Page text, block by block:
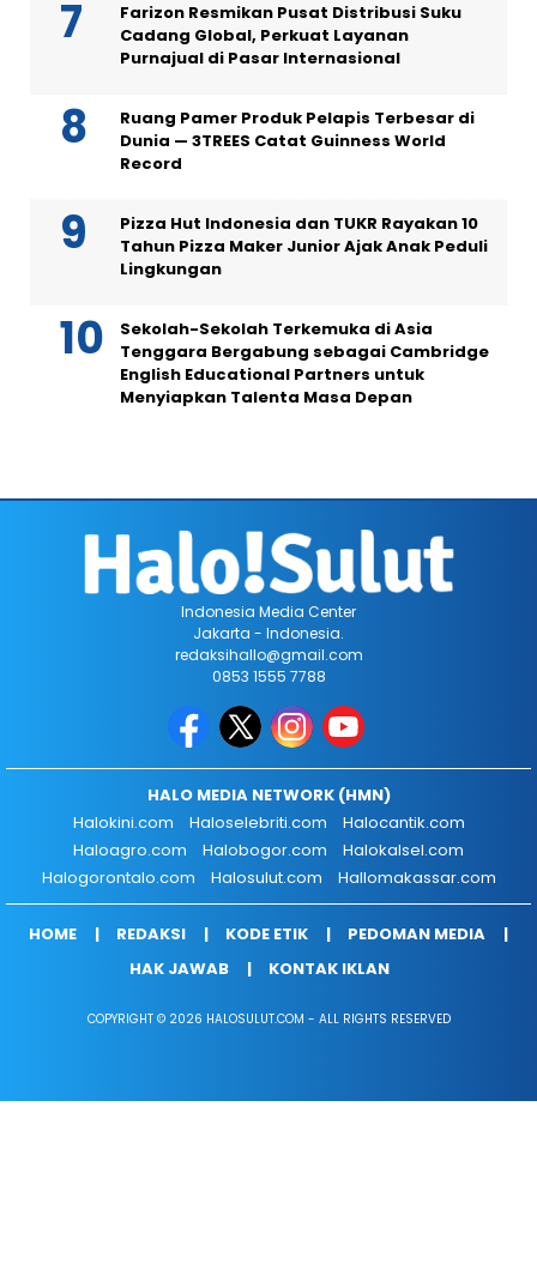
Farizon Resmikan Pusat Distribusi Suku
Cadang Global, Perkuat Layanan
Purnajual di Pasar Internasional
Ruang Pamer Produk Pelapis Terbesar di
Dunia — 3TREES Catat Guinness World
Record
Pizza Hut Indonesia dan TUKR Rayakan 10
Tahun Pizza Maker Junior Ajak Anak Peduli
Lingkungan
Sekolah-Sekolah Terkemuka di Asia
Tenggara Bergabung sebagai Cambridge
English Educational Partners untuk
Menyiapkan Talenta Masa Depan
Indonesia Media Center
Jakarta - Indonesia.
redaksihallo@gmail.com
0853 1555 7788
HALO MEDIA NETWORK (HMN)
Halokini.com
Haloselebriti.com
Halocantik.com
Haloagro.com
Halobogor.com
Halokalsel.com
Halogorontalo.com
Halosulut.com Hallomakassar.com
HOME REDAKSI KODE ETIK
PEDOMAN MEDIA
HAK JAWAB
KONTAK IKLAN
COPYRIGHT © 2026 HALOSULUT.COM - ALL RIGHTS RESERVED